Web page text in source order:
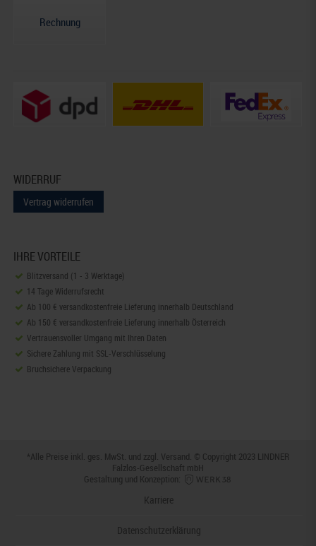
Rechnung
WIDERRUF
Vertrag widerrufen
IHRE VORTEILE
Blitzversand (1 - 3 Werktage)
14 Tage Widerrufsrecht
Ab 100 € versandkostenfreie Lieferung innerhalb Deutschland
Ab 150 € versandkostenfreie Lieferung innerhalb Österreich
Vertrauensvoller Umgang mit Ihren Daten
Sichere Zahlung mit SSL-Verschlüsselung
Bruchsichere Verpackung
*Alle Preise inkl. ges. MwSt. und zzgl. Versand. © Copyright 2023 LINDNER
Falzlos-Gesellschaft mbH
Gestaltung und Konzeption:
Karriere
Datenschutzerklärung